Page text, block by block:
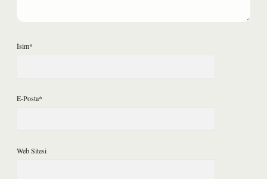
İsim*
E-Posta*
Web Sitesi